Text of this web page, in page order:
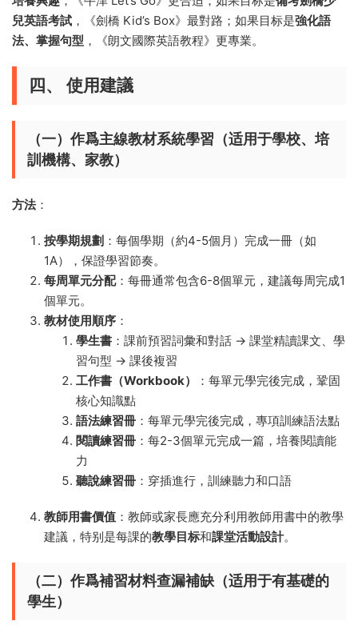
兒英語考試 ，《劍橋 Kid’s Box》最對路；如果目标是強化語
法、掌握句型 ，《朗文國際英語教程》更專業。
四、 使用建議
（一）作爲主線教材系統學習（适用于學校、培
訓機構、家教）
方法：
按學期規劃 ：每個學期（約4-5個月）完成一冊（如
1A），保證學習節奏。
每周單元分配：每冊通常包含6-8個單元，建議每周完成1
個單元。
教材使用順序 ：
學生書 ：課前預習詞彙和對話 → 課堂精讀課文、學
習句型 → 課後複習
工作書（Workbook）
：每單元學完後完成，鞏固
核心知識點
語法練習冊 ：每單元學完後完成，專項訓練語法點
閱讀練習冊 ：每2-3個單元完成一篇，培養閱讀能
力
聽說練習冊 ：穿插進行，訓練聽力和口語
教師用書價值 ：教師或家長應充分利用教師用書中的教學
建議，特别是每課的教學目标和課堂活動設計。
（二）作爲補習材料查漏補缺（适用于有基礎的
學生）